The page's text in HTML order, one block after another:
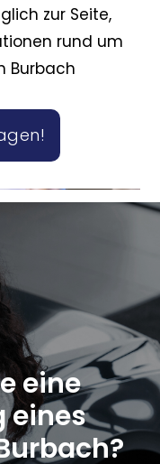
zur Seite,
rund um
Burbach
eine
eines